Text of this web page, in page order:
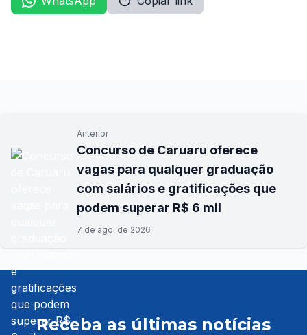
Anterior
Concurso de Caruaru oferece
vagas para qualquer graduação
com salários e gratificações que
podem superar R$ 6 mil
7 de ago. de 2026
Receba as últimas notícias